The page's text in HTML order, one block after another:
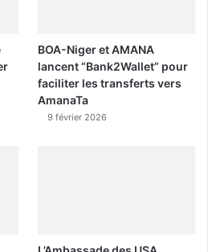
BOA-Niger et AMANA
lancent “Bank2Wallet” pour
faciliter les transferts vers
AmanaTa
9 février 2026